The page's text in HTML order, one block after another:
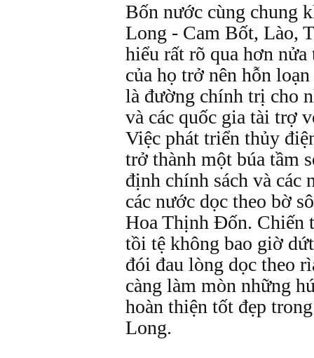
Bốn nước cùng chung
Long - Cam Bốt, Lào,
hiểu rất rõ qua hơn
của họ trở nên hỗn
là đường chính trị cho
và các quốc gia tài trợ
Việc phát triển thủy
trở thành một búa tầm
định chính sách và các
các nước dọc theo bờ
Hoa Thịnh Ðốn. Chiến
tồi tệ không bao giờ
đói đau lòng dọc theo
càng làm mòn những
hoàn thiện tốt đẹp
Long.